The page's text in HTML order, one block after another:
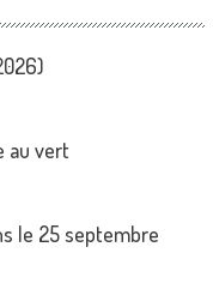
au vert
le 25 septembre